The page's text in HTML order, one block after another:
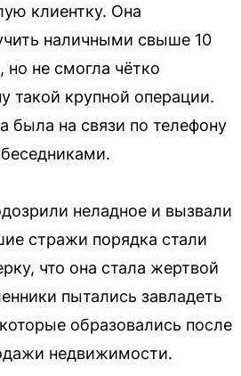
клиентку. Она
наличными свыше 10
не смогла чётко
такой крупной операции.
была на связи по телефону
неладное и вызвали
стражи порядка стали
что она стала жертвой
пытались завладеть
образовались после
недвижимости.